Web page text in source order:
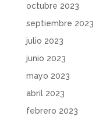
octubre 2023
septiembre 2023
julio 2023
junio 2023
mayo 2023
abril 2023
febrero 2023